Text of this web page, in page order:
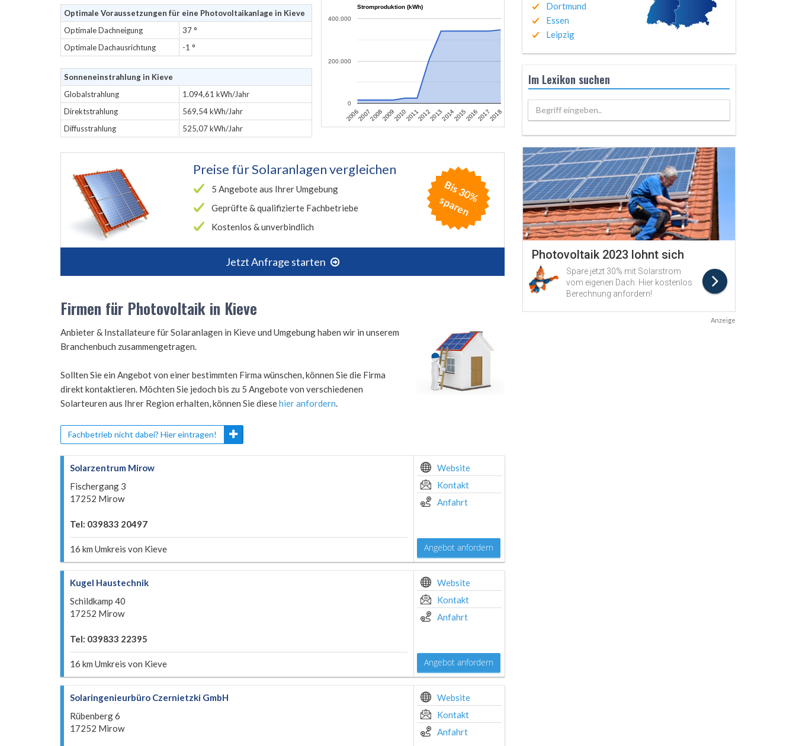
Optimale Voraussetzungen für eine Photovoltaikanlage in Kieve
Optimale Dachneigung
37 °
Optimale Dachausrichtung
-1 °
Sonneneinstrahlung in Kieve
Globalstrahlung
1.094,61 kWh/Jahr
Direktstrahlung
569,54 kWh/Jahr
Diffusstrahlung
525,07 kWh/Jahr
Stromproduktion (kWh)
2006200720082009201020112012201320142015201620172018
0
200.000
400.000
Preise fürSolaranlagen vergleichen
5 Angebote aus Ihrer Umgebung
Geprüfte & qualifizierte Fachbetriebe
Kostenlos & unverbindlich
Jetzt Anfrage starten
B
is
3
0
%
s
p
a
r
e
n
Firmen für Photovoltaik in Kieve
Anbieter & Installateure für Solaranlagen in Kieve und Umgebung haben wir in unserem
Branchenbuch zusammengetragen.
Sollten Sie ein Angebot von einer bestimmten Firma wünschen, können Sie die Firma
direkt kontaktieren. Möchten Sie jedoch bis zu 5 Angebote von verschiedenen
Solarteuren aus Ihrer Region erhalten, können Sie diesehier anfordern.
Fachbetrieb nicht dabei? Hier eintragen!
Solarzentrum Mirow
Fischergang 3
17252 Mirow
Tel: 039833 20497
16 km Umkreis von Kieve
Website
Kontakt
Anfahrt
Angebot anfordern
Kugel Haustechnik
Schildkamp 40
17252 Mirow
Tel: 039833 22395
16 km Umkreis von Kieve
Website
Kontakt
Anfahrt
Angebot anfordern
Solaringenieurbüro Czernietzki GmbH
Rübenberg 6
17252 Mirow
Website
Kontakt
Anfahrt
Dortmund
Essen
Leipzig
Im Lexikon suchen
Begriff eingeben..
Anzeige